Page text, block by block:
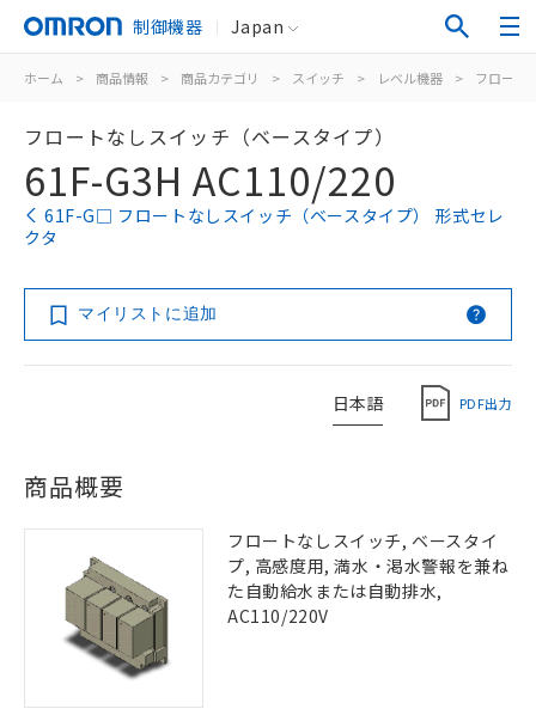
制御機器 Japan
ホーム > 商品情報 > 商品カテゴリ > スイッチ > レベル機器 > フロート
フロートなしスイッチ（ベースタイプ）
61F-G3H AC110/220
61F-G□ フロートなしスイッチ（ベースタイプ） 形式セレ
クタ
マイリストに追加
日本語 PDF出力
商品概要
フロートなしスイッチ, ベースタイ
プ, 高感度用, 満水・渇水警報を兼ね
た自動給水または自動排水,
AC110/220V